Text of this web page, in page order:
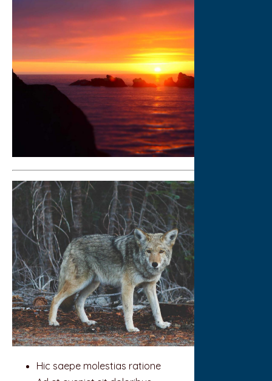
Hic saepe molestias ratione